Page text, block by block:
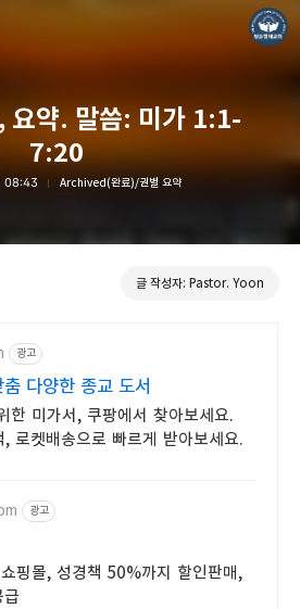
요약. 말씀: 미가 1:1-
7:20
08:43 Archived(완료)/권별 요약
글 작성자: Pastor. Yoon
광고
다양한 종교 도서
한 미가서, 쿠팡에서 찾아보세요.
로켓배송으로 빠르게 받아보세요.
광고
핑몰, 성경책 50%까지 할인판매,
❏말씀침례교회 ❏AV1611.net ❏Peter Yoon